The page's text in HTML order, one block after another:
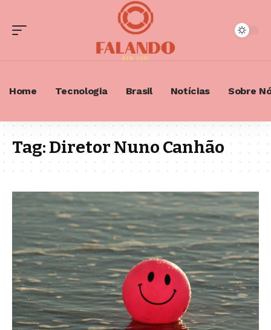
Home Tecnologia Brasil Notícias Sobre
Tag:Diretor Nuno Canhão